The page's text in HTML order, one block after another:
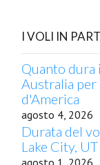
I VOLI IN
Quanto dura
Australia per
d'America
agosto 4, 2026
Durata del
Lake City,
agosto 1, 2026